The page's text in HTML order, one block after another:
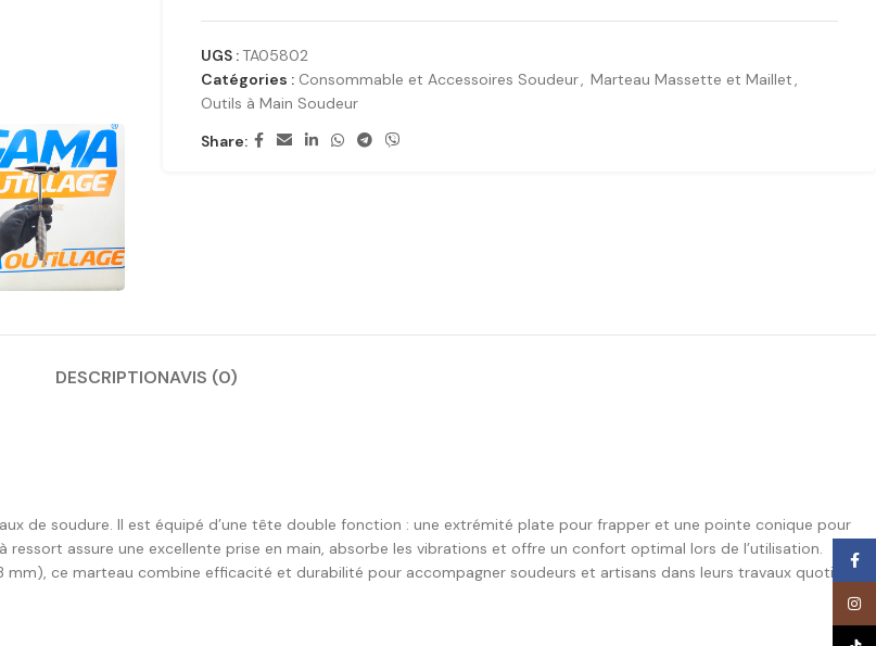
UGS : TA05802
Catégories : Consommable et Accessoires Soudeur, Marteau Massette et Maillet,
Outils à Main Soudeur
Share:
DESCRIPTIONAVIS (0)
de soudure. Il est équipé d’une tête double fonction : une extrémité plate pour frapper et une pointe conique pour
assure une excellente prise en main, absorbe les vibrations et offre un confort optimal lors de l’utilisation.
ce marteau combine efficacité et durabilité pour accompagner soudeurs et artisans dans leurs travaux quotidiens.